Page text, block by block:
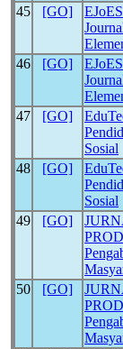
45 [GO]
46 [GO]
47 [GO]
Sosial
48 [GO]
Sosial
49 [GO]
50 [GO]